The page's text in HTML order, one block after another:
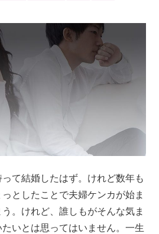
て結婚したはず。けれど数年も
としたことで夫婦ケンカが始ま
。けれど、誰しもがそんな気ま
いとは思ってはいません。一生